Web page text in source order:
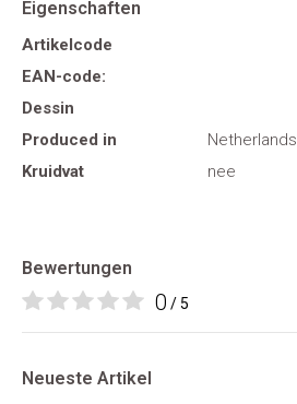
Eigenschaften
Artikelcode
EAN-code:
Dessin
Produced in
Netherlands
Kruidvat
nee
Bewertungen
0 / 5
Neueste Artikel